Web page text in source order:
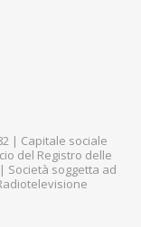
| Capitale sociale
del Registro delle
Società soggetta ad